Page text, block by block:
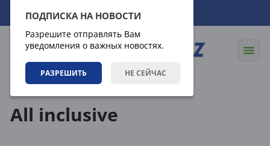
ПОДПИСКА НА НОВОСТИ
Разрешите отправлять Вам
уведомления о важных новостях.
РАЗРЕШИТЬ НЕ СЕЙЧАС
06.08.2026 22:02:12
All inclusive